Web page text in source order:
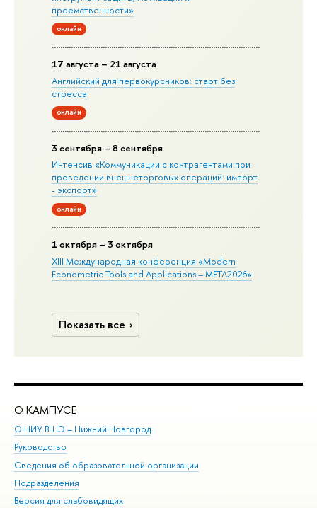
преемственности»
онлайн
17 августа – 21 августа
Английский для первокурсников: старт без
стресса
онлайн
3 сентября – 8 сентября
Интенсив «Коммуникации с контрагентами при
проведении внешнеторговых операций: импорт
- экспорт»
онлайн
1 октября – 3 октября
XIII Международная конференция «Modern
Econometric Tools and Applications – META2026»
Показать все
О КАМПУСЕ
О НИУ ВШЭ – Нижний Новгород
Руководство
Сведения об образовательной организации
Подразделения
Версия для слабовидящих